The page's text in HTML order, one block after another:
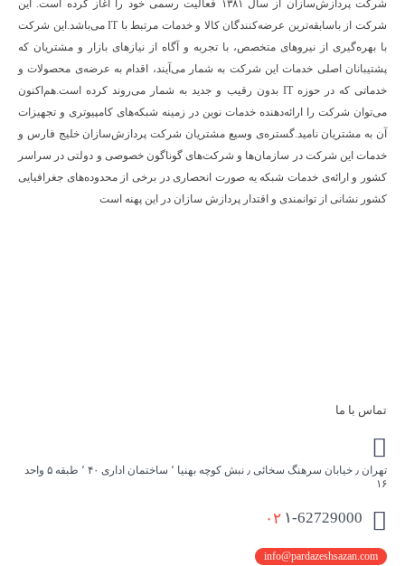
شرکت پردازش‌سازان از سال ۱۳۸۱ فعالیت رسمی خود را آغاز کرده است. این
شرکت از باسابقه‌ترین عرضه‌کنندگان کالا و خدمات مرتبط با IT می‌باشد.این شرکت
با بهره‌گیری از نیروهای متخصص، با تجربه و آگاه از نیازهای بازار و مشتریان که
پشتیبانان اصلی خدمات این شرکت به شمار می‌آیند، اقدام به عرضه‌‌ی محصولات و
خدماتی که در حوزه IT بدون رقیب و جدید به شمار می‌روند کرده است.هم‌اکنون
می‌توان شرکت را ارائه‌دهنده خدمات نوین در زمینه شبکه‌های کامپیوتری و تجهیزات
آن به مشتریان نامید.گستره‌ی وسیع مشتریان شرکت پردازش‌سازان خلیج فارس و
خدمات این شرکت در سازمان‌ها و شرکت‌های گوناگون خصوصی و دولتی در سراسر
کشور و ارائه‌ی خدمات شبکه یه صورت انحصاری در برخی از محدوده‌های جغرافیایی
کشور نشانی از توانمندی و اقتدار پردازش سازان در این پهنه است
تماس با ما
تهران ٫ خیابان سرهنگ سخائی ٫ نبش کوچه بهنیا ٬ ساختمان اداری ۴۰ ٬ طبقه ۵ واحد
۱۶
۰۲ ۱-62729000
info@pardazeshsazan.com